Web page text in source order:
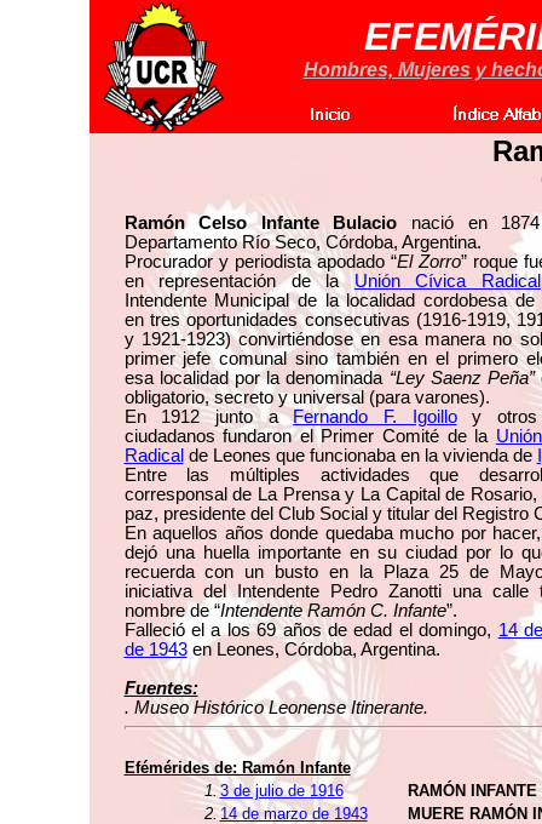
Hombres, Mujeres y
Ramón Celso Infante Bulacio nació en
Departamento Río Seco, Córdoba, Argentina.
Procurador y periodista apodado “El Zorro” roque
en representación de la Unión Cívica Radical
Intendente Municipal de la localidad cordobesa de
en tres oportunidades consecutivas (1916-1919,
y 1921-1923) convirtiéndose en esa manera no
primer jefe comunal sino también en el primero
esa localidad por la denominada “Ley Saenz Peña”
obligatorio, secreto y universal (para varones).
En 1912 junto aFernando F. Igoilloy otros
ciudadanos fundaron el Primer Comité de la
Radical de Leones que funcionaba en la vivienda de
Entre las múltiples actividades que
corresponsal de La Prensa y La Capital de Rosario,
paz, presidente del Club Social y titular del Registro
En aquellos años donde quedaba mucho por
dejó una huella importante en su ciudad por lo
recuerda con un busto en la Plaza 25 de
iniciativa del Intendente Pedro Zanotti una calle
nombre de “Intendente Ramón C. Infante”.
Falleció el a los 69 años de edad el domingo, 14
de 1943en Leones, Córdoba, Argentina.
Fuentes:
. Museo Histórico Leonense Itinerante.
Efémérides de: Ramón Infante
1. 3 de julio de 1916
RAMÓN
2.14 de marzo de 1943 MUERE RAMÓN